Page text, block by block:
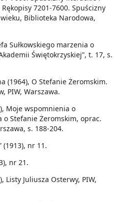
7201-7600. Spuścizny
Biblioteka Narodowa,
Sułkowskiego marzenia o
Świętokrzyskiej”, t. 17, s.
(1964), O Stefanie Żeromskim.
PIW, Warszawa.
Moje wspomnienia o
Stefanie Żeromskim, oprac.
s. 188-204.
(1913), nr 11.
nr 21.
Listy Juliusza Osterwy, PIW,